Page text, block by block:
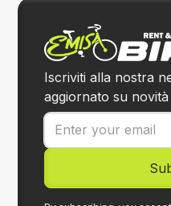
Iscriviti alla nostra
aggiornato su